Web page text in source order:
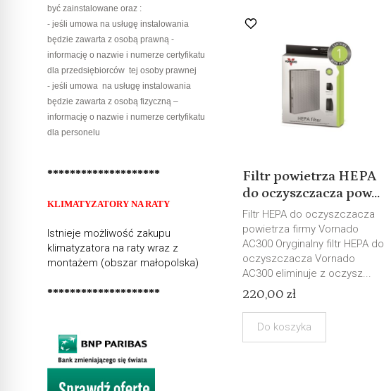
Filtr powietrza HEPA
do oczyszczacza pow...
Filtr HEPA do oczyszczacza
powietrza firmy Vornado
AC300 Oryginalny filtr HEPA do
oczyszczacza Vornado
AC300 eliminuje z oczysz...
220,00 zł
Do koszyka
być zainstalowane oraz :
- jeśli umowa na usługę instalowania
będzie zawarta z osobą prawną -
informację o nazwie i numerze certyfikatu
dla przedsiębiorców tej osoby prawnej
- jeśli umowa na usługę instalowania
będzie zawarta z osobą fizyczną –
informację o nazwie i numerze certyfikatu
dla personelu
********************
KLIMATYZATORY NA RATY
Istnieje możliwość zakupu
klimatyzatora na raty wraz z
montażem (obszar małopolska)
********************